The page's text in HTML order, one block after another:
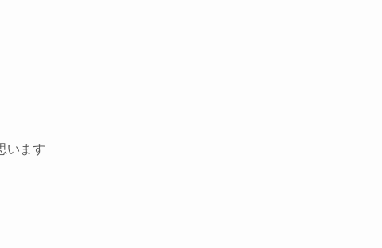
います